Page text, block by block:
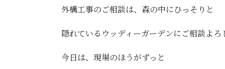
外構工事のご相談は、森の中にひっそりと
隠れているウッディーガーデンにご相談よろ
今日は、現場のほうがずっと